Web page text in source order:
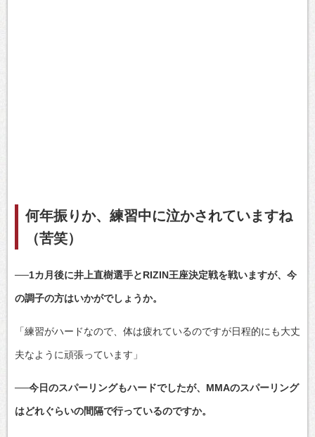
何年振りか、練習中に泣かされていますね
（苦笑）
──1カ月後に井上直樹選手とRIZIN王座決定戦を戦いますが、今
の調子の方はいかがでしょうか。
「練習がハードなので、体は疲れているのですが日程的にも大丈
夫なように頑張っています」
──今日のスパーリングもハードでしたが、MMAのスパーリング
はどれぐらいの間隔で行っているのですか。